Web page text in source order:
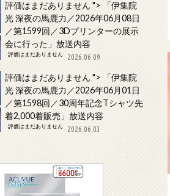
評価はまだありません ">
「伊集院
光 深夜の馬鹿力／2026年06月08日
／第1599回／3Dプリンターの展示
会に行った」放送内容
評価はまだありません 2026.06.09
評価はまだありません ">
「伊集院
光 深夜の馬鹿力／2026年06月01日
／第1598回／30周年記念Tシャツ先
着2,000着販売」放送内容
評価はまだありません 2026.06.03